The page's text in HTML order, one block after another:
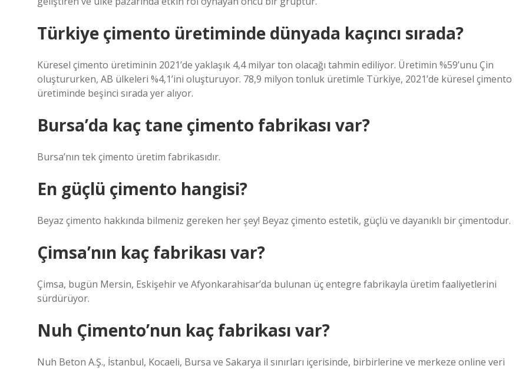
Türkiye çimento üretiminde dünyada kaçıncı sırada?
Küresel çimento üretiminin 2021’de yaklaşık 4,4 milyar ton olacağı tahmin ediliyor. Üretimin %59’unu Çin
oluştururken, AB ülkeleri %4,1’ini oluşturuyor. 78,9 milyon tonluk üretimle Türkiye, 2021’de küresel çimento
üretiminde beşinci sırada yer alıyor.
Bursa’da kaç tane çimento fabrikası var?
Bursa’nın tek çimento üretim fabrikasıdır.
En güçlü çimento hangisi?
Beyaz çimento hakkında bilmeniz gereken her şey! Beyaz çimento estetik, güçlü ve dayanıklı bir çimentodur.
Çimsa’nın kaç fabrikası var?
Çimsa, bugün Mersin, Eskişehir ve Afyonkarahisar’da bulunan üç entegre fabrikayla üretim faaliyetlerini
sürdürüyor.
Nuh Çimento’nun kaç fabrikası var?
Nuh Beton A.Ş., İstanbul, Kocaeli, Bursa ve Sakarya il sınırları içerisinde, birbirlerine ve merkeze online veri